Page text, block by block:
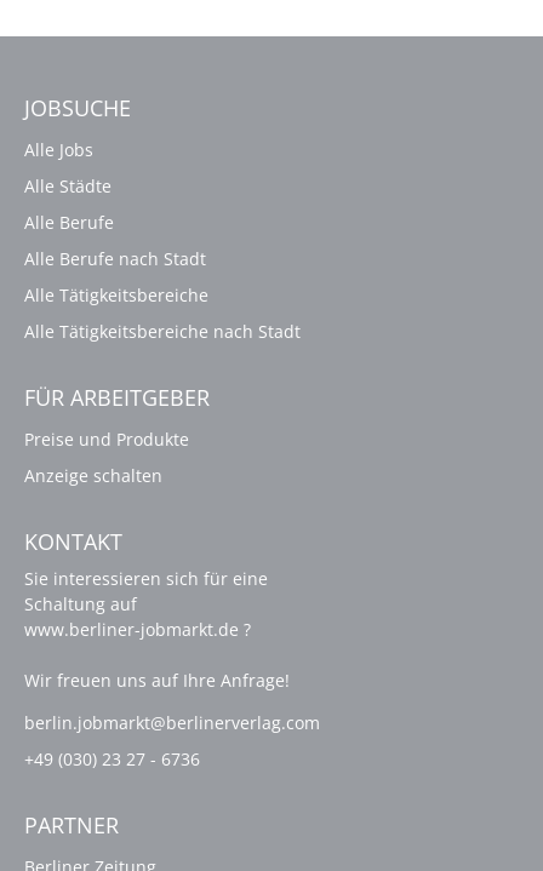
JOBSUCHE
Alle Jobs
Alle Städte
Alle Berufe
Alle Berufe nach Stadt
Alle Tätigkeitsbereiche
Alle Tätigkeitsbereiche nach Stadt
FÜR ARBEITGEBER
Preise und Produkte
Anzeige schalten
KONTAKT
Sie interessieren sich für eine
Schaltung auf
www.berliner-jobmarkt.de ?
Wir freuen uns auf Ihre Anfrage!
berlin.jobmarkt@berlinerverlag.com
+49 (030) 23 27 - 6736
PARTNER